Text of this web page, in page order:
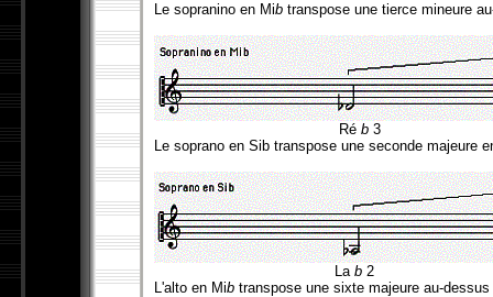
Le sopranino en Mib transpose une tierce mineure
Ré b3
Le soprano en Sib transpose une seconde majeure
Lab2
L'alto en Mibtranspose une sixte majeure au-